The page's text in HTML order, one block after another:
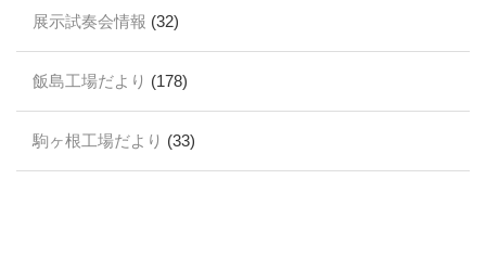
展示試奏会情報 (32)
飯島工場だより (178)
駒ヶ根工場だより (33)